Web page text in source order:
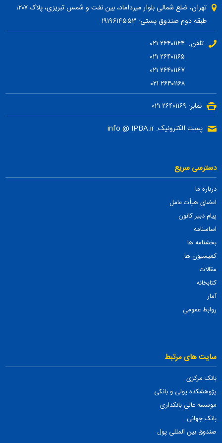
تهران، ضلع شمالی بلوار میرداماد، بین نفت و شمس تبریزی، پلاک ۲۰۷،
طبقه دوم صندوق پستی: ۱۹۱۹۶۱۴۵۵۳
تلفن: ۲۶۴۰۱۱۶۴ ۰۲۱
۲۶۴۰۱۱۶۷ ۰۲۱
۲۶۴۰۱۱۶۸ ۰۲۱
نمابر: ۲۶۴۰۱۱۶۹ ۰۲۱
پست الکترونیک: info @ IPBA.ir
دسترسی سریع
درباره ما
اعضای هیأت عامل
پیام دبیر کانون
اساسنامه
بخشنامه ها
کمیسیون ها
مقالات
کتابخانه
آمار
روابط عمومی
سایت های مرتبط
بانک مرکزی
پژوهشکده پولی و بانکی
موسسه عالی بانکداری
بانک جهانی
صندوق بین المللی پول